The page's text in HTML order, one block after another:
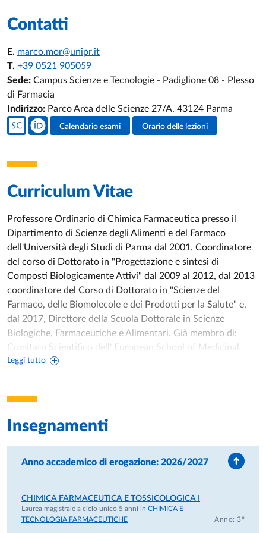
Contatti
E. marco.mor@unipr.it
T. +39 0521 905059
Sede: Campus Scienze e Tecnologie - Padiglione 08 - Plesso
di Farmacia
Indirizzo: Parco Area delle Scienze 27/A, 43124 Parma
Social del docente
Calendario esami Orario delle lezioni
Curriculum Vitae
Leggi tutto
Professore Ordinario di Chimica Farmaceutica presso il
Dipartimento di Scienze degli Alimenti e del Farmaco
dell'Università degli Studi di Parma dal 2001. Coordinatore
del corso di Dottorato in "Progettazione e sintesi di
Composti Biologicamente Attivi" dal 2009 al 2012, dal 2013
coordinatore del Corso di Dottorato in "Scienze del
Farmaco, delle Biomolecole e dei Prodotti per la Salute" e,
dal 2017, Direttore della Scuola Dottorale in Scienze
Biologiche, Farmaceutiche e Alimentari. Già membro di:
Comitato Scientifico dell' European School of Medicinal
Chemistry; Comitato esecutivo di Europin - European
Pharmaceutical Sciences - ULLA; International Advisory
Board delle riviste ChemMedChem e Cannabis and
Cannabinoid Research.
Dal 2016 è responsabile locale del progetto regionale (Emilia
Romagna ) "ONCOPENTA - Oncologia di Precisione e Nuove
"Oncologia di Precisione e Nuove Terapie Antitumorali". Dal
2019 è responsabile nazionale del Progetto Prin "Exploiting
Insegnamenti
Anno accademico di erogazione: 2026/2027
CHIMICA FARMACEUTICA E TOSSICOLOGICA I
Laurea magistrale a ciclo unico 5 anni in CHIMICA E
TECNOLOGIA FARMACEUTICHE
Anno: 3°